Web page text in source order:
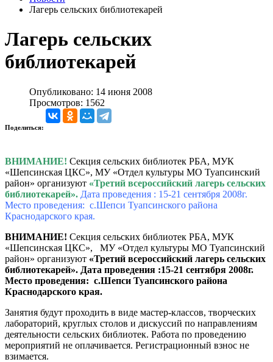
Лагерь сельских библиотекарей
Лагерь сельских
библиотекарей
Опубликовано: 14 июня 2008
Просмотров: 1562
Поделиться:
ВНИМАНИЕ! Секция сельских библиотек РБА, МУК
«Шепсинская ЦКС», МУ «Отдел культуры МО Туапсинский
район» организуют «Третий всероссийский лагерь сельских
библиотекарей». Дата проведения : 15-21 сентября 2008г.
Место проведения: с.Шепси Туапсинского района
Краснодарского края.
ВНИМАНИЕ! Секция сельских библиотек РБА, МУК
«Шепсинская ЦКС», МУ «Отдел культуры МО Туапсинский
район» организуют «Третий всероссийский лагерь сельских
библиотекарей». Дата проведения :15-21 сентября 2008г.
Место проведения: с.Шепси Туапсинского района
Краснодарского края.
Занятия будут проходить в виде мастер-классов, творческих
лабораторий, круглых столов и дискуссий по направлениям
деятельности сельских библиотек. Работа по проведению
мероприятий не оплачивается. Регистрационный взнос не
взимается.